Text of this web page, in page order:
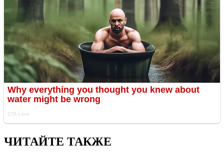
ЧИТАЙТЕ ТАКЖЕ